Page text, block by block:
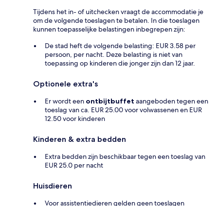
Tijdens het in- of uitchecken vraagt de accommodatie je
om de volgende toeslagen te betalen. In die toeslagen
kunnen toepasselijke belastingen inbegrepen zijn:
De stad heft de volgende belasting: EUR 3.58 per
persoon, per nacht. Deze belasting is niet van
toepassing op kinderen die jonger zijn dan 12 jaar.
Optionele extra's
Er wordt een ontbijtbuffet aangeboden tegen een
toeslag van ca. EUR 25.00 voor volwassenen en EUR
12.50 voor kinderen
Kinderen & extra bedden
Extra bedden zijn beschikbaar tegen een toeslag van
EUR 25.0 per nacht
Huisdieren
Voor assistentiedieren gelden geen toeslagen